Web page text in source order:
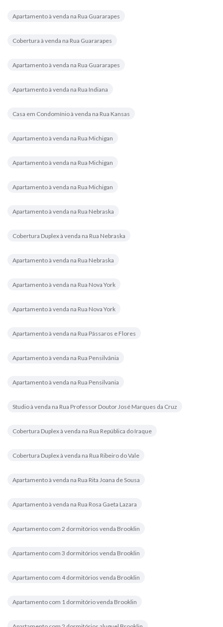
Apartamento à venda na Rua Guararapes
Cobertura à venda na Rua Guararapes
Apartamento à venda na Rua Guararapes
Apartamento à venda na Rua Indiana
Casa em Condomínio à venda na Rua Kansas
Apartamento à venda na Rua Michigan
Apartamento à venda na Rua Michigan
Apartamento à venda na Rua Michigan
Apartamento à venda na Rua Nebraska
Cobertura Duplex à venda na Rua Nebraska
Apartamento à venda na Rua Nebraska
Apartamento à venda na Rua Nova York
Apartamento à venda na Rua Nova York
Apartamento à venda na Rua Pássaros e Flores
Apartamento à venda na Rua Pensilvânia
Apartamento à venda na Rua Pensilvania
Studio à venda na Rua Professor Doutor José Marques da Cruz
Cobertura Duplex à venda na Rua República do Iraque
Cobertura Duplex à venda na Rua Ribeiro do Vale
Apartamento à venda na Rua Rita Joana de Sousa
Apartamento à venda na Rua Rosa Gaeta Lazara
Apartamento com 2 dormitórios venda Brooklin
Apartamento com 3 dormitórios venda Brooklin
Apartamento com 4 dormitórios venda Brooklin
Apartamento com 1 dormitório venda Brooklin